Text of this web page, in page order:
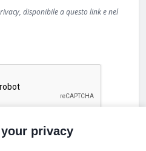
privacy